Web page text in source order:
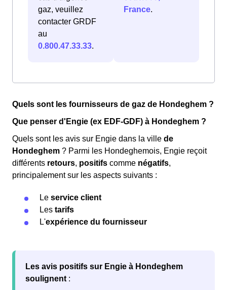
gaz, veuillez
contacter GRDF
au
0.800.47.33.33.
France.
Quels sont les fournisseurs de gaz de Hondeghem ?
Que penser d'Engie (ex EDF-GDF) à Hondeghem ?
Quels sont les avis sur Engie dans la ville de
Hondeghem ? Parmi les Hondeghemois, Engie reçoit
différents retours, positifs comme négatifs,
principalement sur les aspects suivants :
Le service client
Les tarifs
L'expérience du fournisseur
Les avis positifs sur Engie à Hondeghem
soulignent :